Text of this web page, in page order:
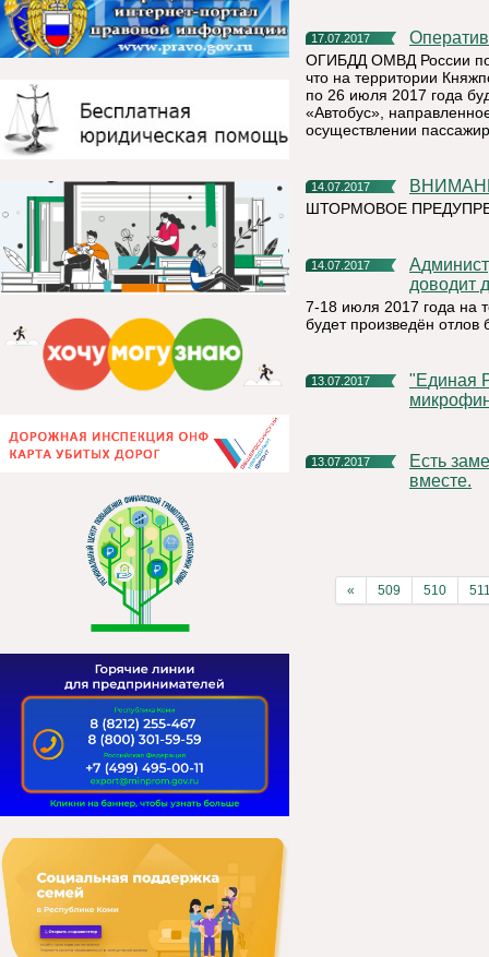
17.07.2017
ОГИБДД ОМВД России по
что на территории
по 26 июля 2017 года
«Автобус»,
осуществлении
14.07.2017
ШТОРМОВОЕ
14.07.2017
Администрация муниципального района «Княжпогостский»
доводит
7-18 июля 2017 года на
будет произведён отлов
13.07.2017
"Единая Россия" запустила "Народный контроль" за
13.07.2017
Есть замечания по качеству работ? Проконтролируем
вместе.
« 509 510